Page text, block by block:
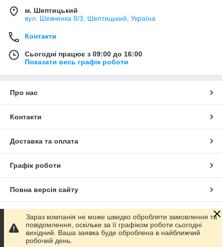
м. Шептицький
вул. Шевченка 8/3, Шептицький, Україна
Контакти
Сьогодні працює з 09:00 до 16:00
Показати весь графік роботи
Про нас
Контакти
Доставка та оплата
Графік роботи
Повна версія сайту
Сайт створено на маркетплейсіProm.ua
Політика конфіденційності
Зараз компанія не може швидко обробляти замовлення та
повідомлення, оскільки за її графіком роботи сьогодні
вихідний. Ваша заявка буде оброблена в найближчий
робочий день.